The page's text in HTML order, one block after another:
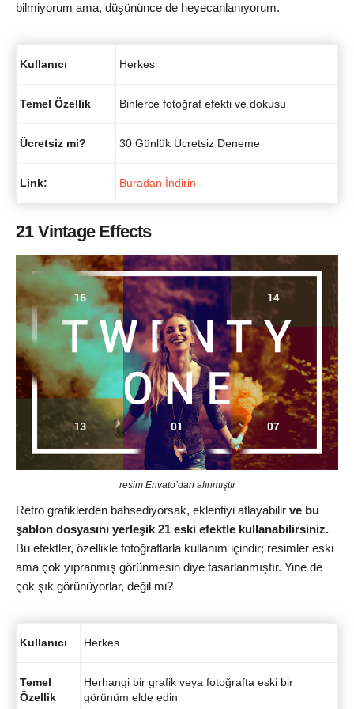
bilmiyorum ama, düşününce de heyecanlanıyorum.
Kullanıcı Herkes
Temel Özellik Binlerce fotoğraf efekti ve dokusu
Ücretsiz mi? 30 Günlük Ücretsiz Deneme
Link: Buradan İndirin
21 Vintage Effects
resim Envato’dan alınmıştır
Retro grafiklerden bahsediyorsak, eklentiyi atlayabilir ve bu
şablon dosyasını yerleşik 21 eski efektle kullanabilirsiniz.
Bu efektler, özellikle fotoğraflarla kullanım içindir; resimler eski
ama çok yıpranmış görünmesin diye tasarlanmıştır. Yine de
çok şık görünüyorlar, değil mi?
Kullanıcı Herkes
Temel
Özellik
Herhangi bir grafik veya fotoğrafta eski bir
görünüm elde edin